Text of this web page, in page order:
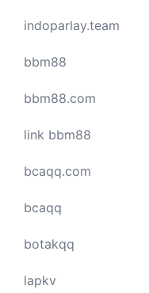
indoparlay.team
bbm88
bbm88.com
link bbm88
bcaqq.com
bcaqq
botakqq
lapkv